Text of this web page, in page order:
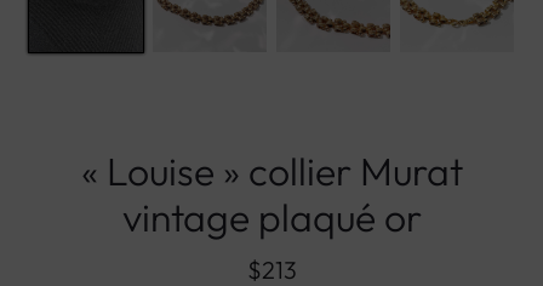
« Louise » collier Murat
vintage plaqué or
$213